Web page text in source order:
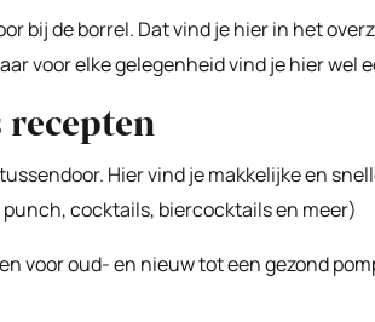
bij de borrel. Dat vind je hier in het
voor elke gelegenheid vind je hier wel
Hier vind je makkelijke en
cocktails, biercocktails en meer)
voor oud- en nieuw tot een gezond